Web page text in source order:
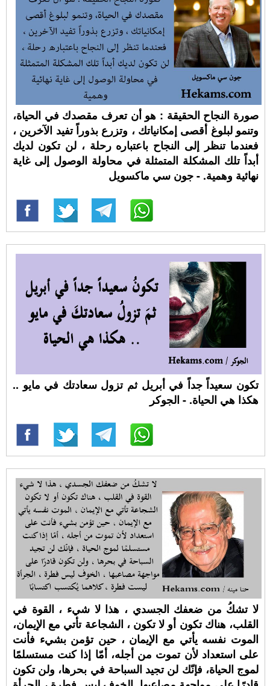
صورة النجاح الحقيقة : هو أن تعرف مقصدك في الحياة،
وتنمو لبلوغ أقصى إمكانياتك ، وتزرع بذوراً تفيد الآخرين ،
فعندما تنظر إلى النجاح باعتباره رحلة ، لن تكون لديك
أبداً تلك المشكلة المتمثلة في محاولة الوصول إلى غاية
نهائية وهمية. - جون سي ماكسويل
تكون سعيداً جداً في أبريل ثم تزول سعادتك في مايو ..
هكذا هي الحياة. - الجوكر
لا تشكُ من ضعفك الجسدي ، هذا لا شيء ، القوة في
القلب، هناك تكون أو لا تكون ، الشجاعة تأتي مع الإيمان،
الموت نفسه يأتي مع الإيمان ، حين تؤمن بشيء فأنت
على استعداد لأن تموت من أجله، أمّا إذا كنت مستسلمًا
لموج الحياة، فإنّك لن تجيد السباحة في بحرها، ولن تكون